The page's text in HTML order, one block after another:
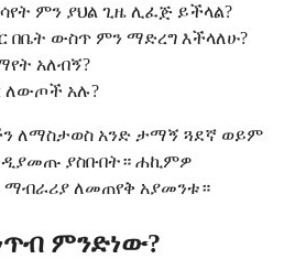
ምን ያህል ጊዜ ሊፈጅ ይችላል?
በቤት ውስጥ ምን ማድረግ እችላለሁ?
አለብኝ?
ለውጦች አሉ?
ለማስታወስ አንድ ታማኝ ጓደኛ ወይም
ያስቡበት። ሐኪምዎ
ማብራሪያ ለመጠየቅ አያመንቱ።
ምንድነው?